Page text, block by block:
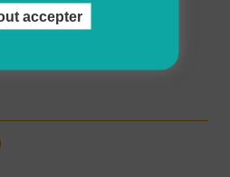
accepter